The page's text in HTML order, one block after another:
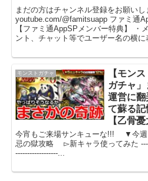
まだの方はチャンネル登録をお願い
youtube.com/@famitsuapp ファミ通
【ファミ通AppSPメンバー特典】 ・
ント、チャット等でユーザー名の横に
モンストガチャ
【モン
ガチャ
運営に翻
て蘇る記
【乙骨憂
今宵もご来場サンキューな!!! ▼今
忌の獄攻略 ▻新キャラ使ってみた
------------------...